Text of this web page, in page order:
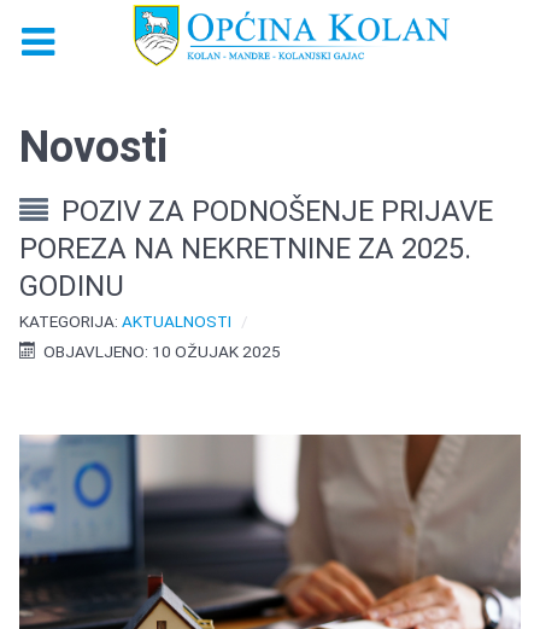
Novosti
POZIV ZA PODNOŠENJE PRIJAVE
POREZA NA NEKRETNINE ZA 2025.
GODINU
KATEGORIJA:AKTUALNOSTI
OBJAVLJENO: 10 OŽUJAK 2025